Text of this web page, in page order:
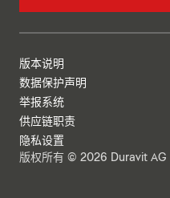
版本说明
数据保护声明
举报系统
供应链职责
隐私设置
版权所有 © 2026 Duravit AG